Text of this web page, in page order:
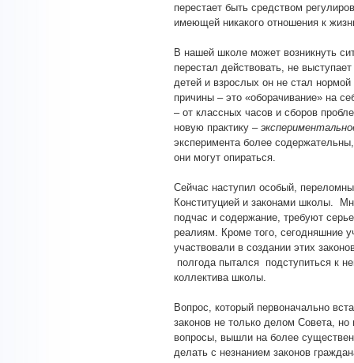
перестает быть средством
имеющей никакого отношения к
В нашей школе может возникнуть
перестал действовать, не
детей и взрослых он не стал
причины – это «оборачивание» на
– от классных часов и сборов
новую практику –
эксперимента более
они могут опираться.
Сейчас наступил особый,
Конституцией и законами школы.
подчас и содержание, требуют
реалиям. Кроме того, сегодняшние
участвовали в создании этих
полгода пытался подступиться к
коллектива школы.
Вопрос, который первоначально
законов не только делом Совета,
вопросы, вышли на более
делать с незнанием законов